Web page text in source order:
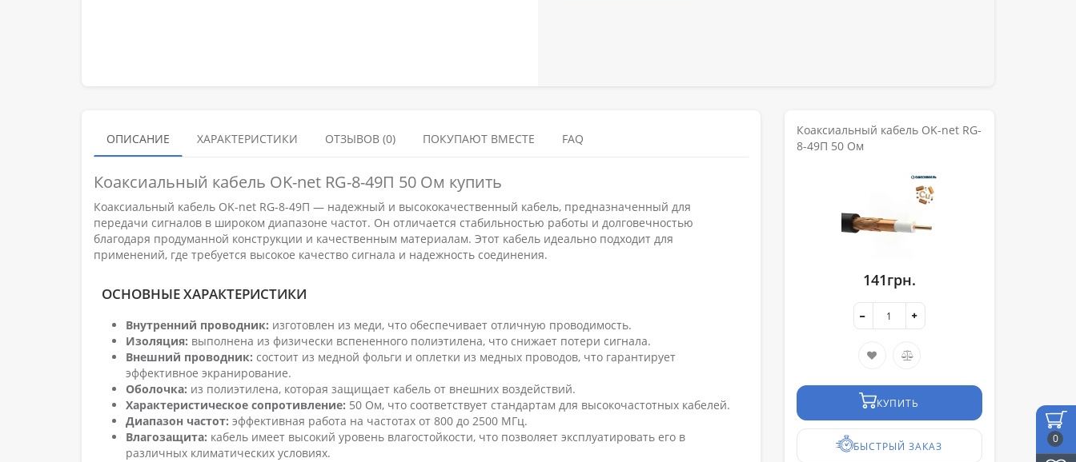
0
ОПИСАНИЕ ХАРАКТЕРИСТИКИ ОТЗЫВОВ (0) ПОКУПАЮТ ВМЕСТЕ FAQ
Коаксиальный кабель OK-net RG-8-49П 50 Ом купить
Коаксиальный кабель OK-net RG-8-49П — надежный и высококачественный кабель, предназначенный для
передачи сигналов в широком диапазоне частот. Он отличается стабильностью работы и долговечностью
благодаря продуманной конструкции и качественным материалам. Этот кабель идеально подходит для
применений, где требуется высокое качество сигнала и надежность соединения.
ОСНОВНЫЕ ХАРАКТЕРИСТИКИ
Внутренний проводник: изготовлен из меди, что обеспечивает отличную проводимость.
Изоляция: выполнена из физически вспененного полиэтилена, что снижает потери сигнала.
Внешний проводник: состоит из медной фольги и оплетки из медных проводов, что гарантирует
эффективное экранирование.
Оболочка: из полиэтилена, которая защищает кабель от внешних воздействий.
Характеристическое сопротивление: 50 Ом, что соответствует стандартам для высокочастотных кабелей.
Диапазон частот: эффективная работа на частотах от 800 до 2500 МГц.
Влагозащита: кабель имеет высокий уровень влагостойкости, что позволяет эксплуатировать его в
различных климатических условиях.
Коаксиальный кабель OK-net RG-
8-49П 50 Ом
141грн.
КУПИТЬ
БЫСТРЫЙ ЗАКАЗ